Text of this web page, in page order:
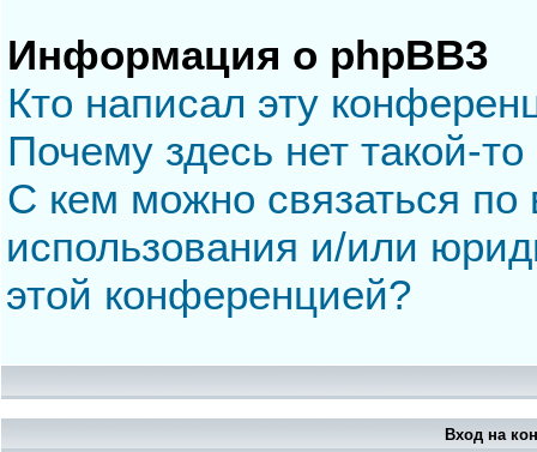
Информация о phpBB3
Кто написал эту
Почему здесь нет такой-
С кем можно связаться по
использования и/или
этой конференцией?
Вход на